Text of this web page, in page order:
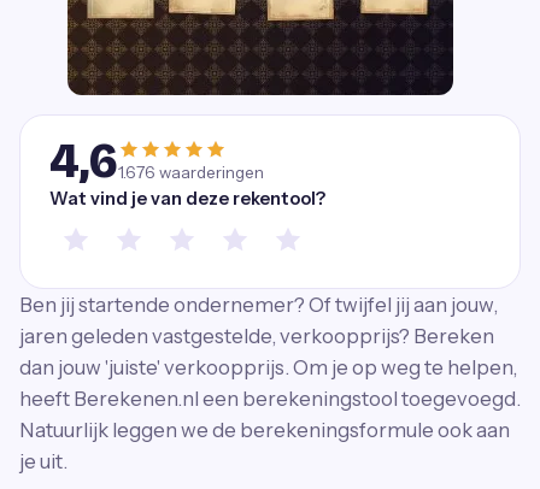
4,61.676 waarderingen
Wat vind je van deze rekentool?
Ben jij startende ondernemer? Of twijfel jij aan jouw,
jaren geleden vastgestelde, verkoopprijs? Bereken
dan jouw 'juiste' verkoopprijs. Om je op weg te helpen,
heeft Berekenen.nl een berekeningstool toegevoegd.
Natuurlijk leggen we de berekeningsformule ook aan
je uit.